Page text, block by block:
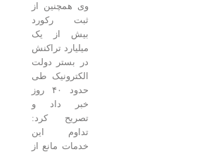
وی همچنین از
ثبت رکورد
بیش از یک
میلیارد تراکنش
در بستر دولت
الکترونیک طی
حدود ۴۰ روز
خبر داد و
تصریح کرد:
تداوم این
خدمات مانع از